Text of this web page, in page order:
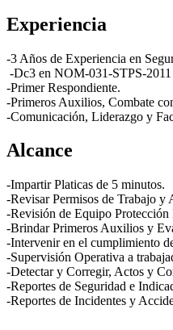
Experiencia
-3 Años de Experiencia en
-Dc3 en NOM-031-STPS-2011
-Primer Respondiente.
-Primeros Auxilios, Combate
-Comunicación, Liderazgo y
Alcance
-Impartir Platicas de 5 minutos.
-Revisar Permisos de Trabajo y
-Revisión de Equipo Protección
-Brindar Primeros Auxilios y
-Intervenir en el cumplimiento
-Supervisión Operativa a
-Detectar y Corregir, Actos y
-Reportes de Seguridad e
-Reportes de Incidentes y